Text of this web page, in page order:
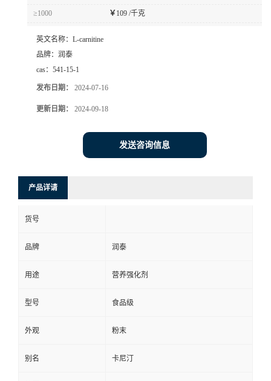
≥1000 ￥ 109 /千克
英文名称： L-carnitine
品牌： 润泰
cas： 541-15-1
发布日期： 2024-07-16
更新日期： 2024-09-18
发送咨询信息
产品详请
货号
品牌 润泰
用途 营养强化剂
型号 食品级
外观 粉末
别名 卡尼汀